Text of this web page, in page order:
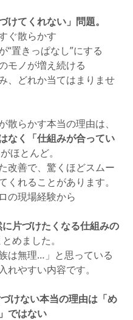
けてくれない」問題。
ぐ散らかす
“置きっぱなし”にする
モノが増え続ける
、どれか当てはまりませ
散らかす本当の理由は、
なく「仕組みが合ってい
ほとんど。
改善で、驚くほどスムー
くれることがあります。
の現場経験から
片づけたくなる仕組みの
めました。
は無理…」と思っている
れやすい内容です。
けない本当の理由は「め
ではない